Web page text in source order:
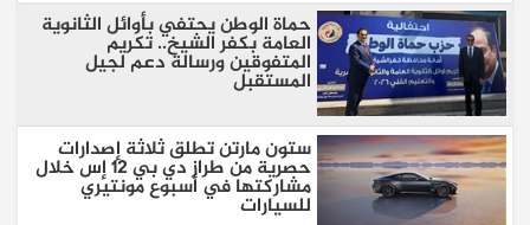
حماة الوطن يحتفي بأوائل الثانوية
العامة بكفر الشيخ.. تكريم
المتفوقين ورسالة دعم لجيل
المستقبل
ستون مارتن تطلق ثلاثة إصدارات
حصرية من طراز دي بي 12 إس خلال
مشاركتها في أسبوع مونتيري
للسيارات